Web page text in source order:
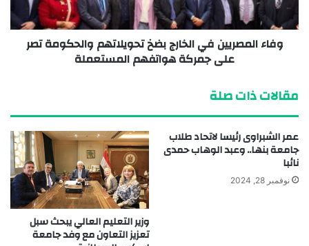
وفاء المصريين في الخارج بضخ تحويلاتهم والحكومة تصر
على جمركة هواتفهم المستعملة
مقالات ذات صلة
عمر الشبراوى رئيسا لاتحاد طلاب
جامعة بنها.. وعبد الوهاب حمدى
نائبا
نوفمبر 28, 2024
وزير التعليم العالي يبحث سبل
تعزيز التعاون مع وفد جامعة